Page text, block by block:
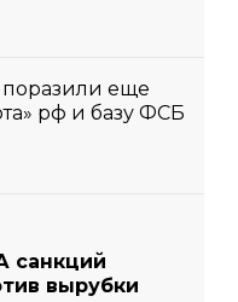
еще
рф и базу ФСБ
санкций
вырубки